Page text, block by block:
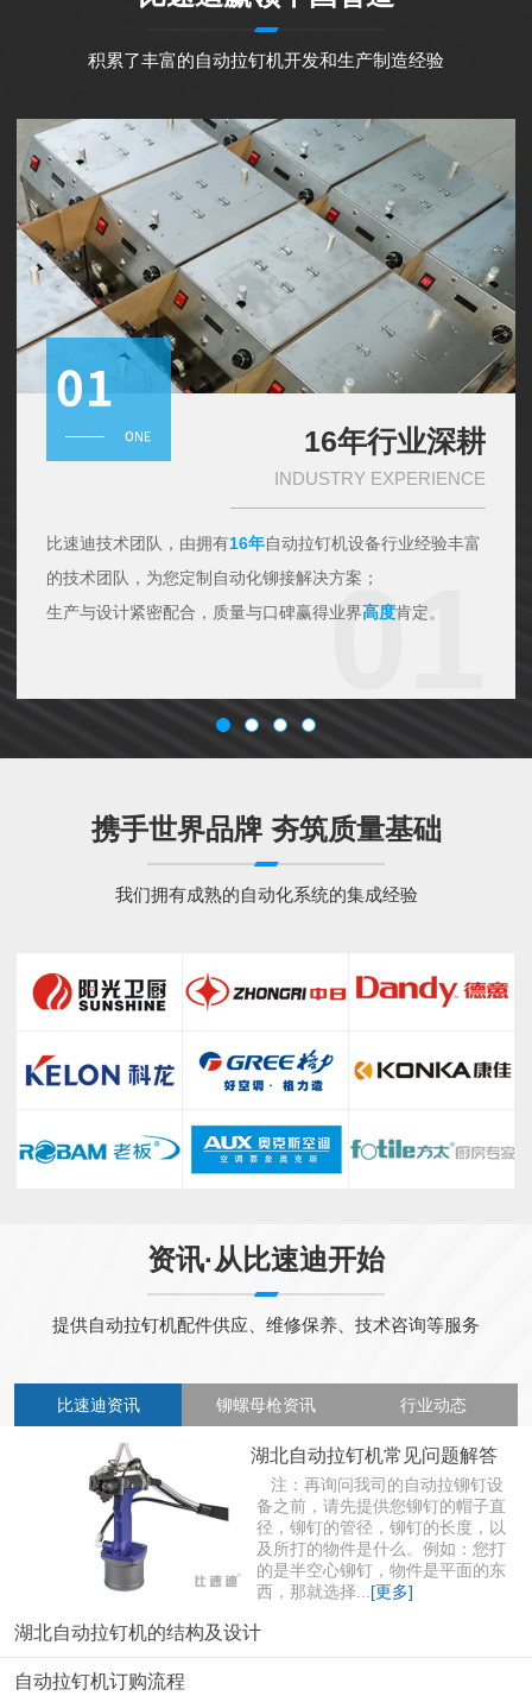
积累了丰富的自动拉钉机开发和生产制造经验
16年行业深耕
INDUSTRY EXPERIENCE
比速迪技术团队，由拥有16年自动拉钉机设备行业经验丰富
的技术团队，为您定制自动化铆接解决方案；
生产与设计紧密配合，质量与口碑赢得业界高度肯定。
01
携手世界品牌 夯筑质量基础
我们拥有成熟的自动化系统的集成经验
资讯·从比速迪开始
提供自动拉钉机配件供应、维修保养、技术咨询等服务
比速迪资讯 铆螺母枪资讯 行业动态
湖北自动拉钉机常见问题解答
注：再询问我司的自动拉铆钉设
备之前，请先提供您铆钉的帽子直
径，铆钉的管径，铆钉的长度，以
及所打的物件是什么。例如：您打
的是半空心铆钉，物件是平面的东
西，那就选择...[更多]
湖北自动拉钉机的结构及设计
自动拉钉机订购流程